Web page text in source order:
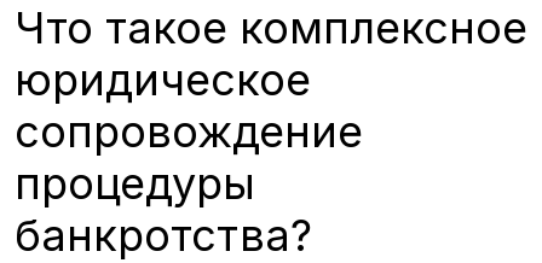
Что такое комплексное
юридическое
сопровождение
процедуры
банкротства?